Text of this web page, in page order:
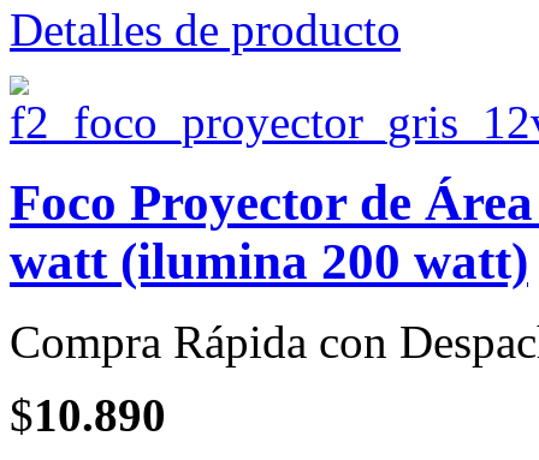
Detalles de producto
Foco Proyector de
watt (ilumina 200 watt)
Compra Rápida con
$10.890